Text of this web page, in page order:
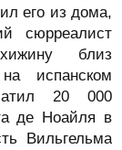
его из дома,
сюрреалист
близ
испанском
20 000
де Ноайля в
Вильгельма